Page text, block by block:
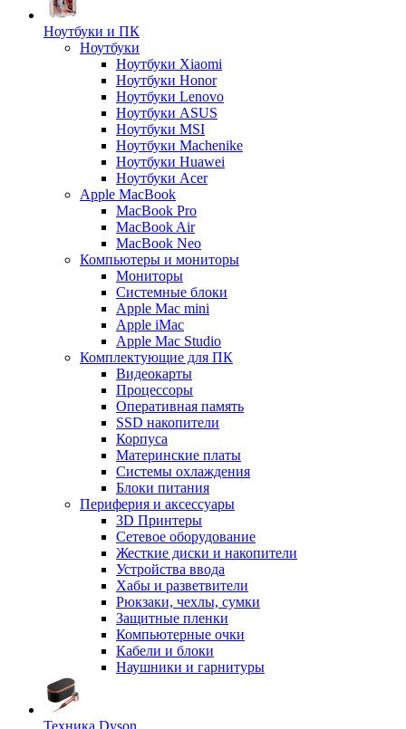
Ноутбуки и ПК
Ноутбуки
Ноутбуки Xiaomi
Ноутбуки Honor
Ноутбуки Lenovo
Ноутбуки ASUS
Ноутбуки MSI
Ноутбуки Machenike
Ноутбуки Huawei
Ноутбуки Acer
Apple MacBook
MacBook Pro
MacBook Air
MacBook Neo
Компьютеры и мониторы
Мониторы
Системные блоки
Apple Mac mini
Apple iMac
Apple Mac Studio
Комплектующие для ПК
Видеокарты
Процессоры
Оперативная память
SSD накопители
Корпуса
Материнские платы
Системы охлаждения
Блоки питания
Периферия и аксессуары
3D Принтеры
Сетевое оборудование
Жесткие диски и накопители
Устройства ввода
Хабы и разветвители
Рюкзаки, чехлы, сумки
Защитные пленки
Компьютерные очки
Кабели и блоки
Наушники и гарнитуры
Техника Dyson